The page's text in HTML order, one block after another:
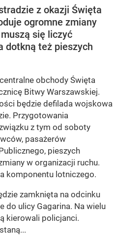
z okazji Święta
ogromne zmiany
się liczyć
dotkną też pieszych
obchody Święta
Bitwy Warszawskiej.
będzie defilada wojskowa
Przygotowania
z tym od soboty
pasażerów
pieszych
w organizacji ruchu.
komponentu lotniczego.
zamknięta na odcinku
do ulicy Gagarina. Na wielu
kierowali policjanci.